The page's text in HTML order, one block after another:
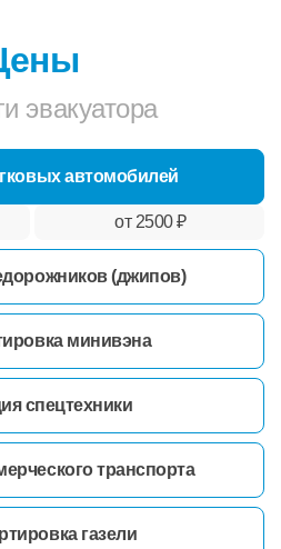
эвакуатора
автомобилей
от 2500 ₽
(джипов)
минивэна
спецтехники
транспорта
газели